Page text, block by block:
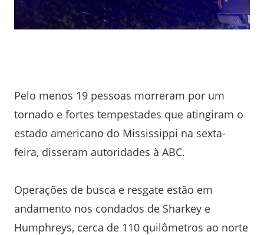
Pelo menos 19 pessoas morreram por um
tornado e fortes tempestades que atingiram o
estado americano do Mississippi na sexta-
feira, disseram autoridades à ABC.
Operações de busca e resgate estão em
andamento nos condados de Sharkey e
Humphreys, cerca de 110 quilômetros ao norte